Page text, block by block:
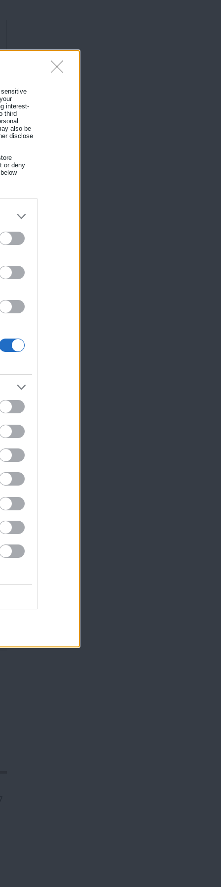
interest-
third
also be
disclose
or deny